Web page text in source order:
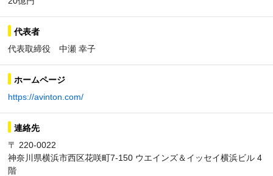
代表者
代表取締役 中瀬 幸子
ホームページ
https://avinton.com/
連絡先
〒 220-0022
神奈川県横浜市西区花咲町7-150 ウエインズ＆イッセイ横浜ビル 4
階